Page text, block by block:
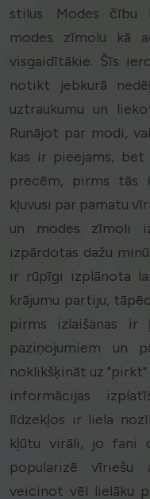
stilus. Modes čību
modes zīmolu kā
visgaidītākie. Šīs
notikt jebkurā
uztraukumu un
Runājot par modi,
kas ir pieejams,
precēm, pirms tās
kļuvusi par pamatu
un modes zīmoli
izpārdotas dažu
ir rūpīgi izplānota
krājumu partiju,
pirms izlaišanas
paziņojumiem un
noklikšķināt uz
informācijas
līdzekļos ir liela
kļūtu virāli, jo fani
popularizē vīriešu
veicinot vēl lielāku